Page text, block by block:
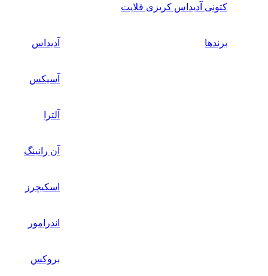
کتونی آدیداس کریزی فلایت
برندها آدیداس
آسیکس
آلترا
آن رانینگ
اسکیچرز
اندرامور
بروکس